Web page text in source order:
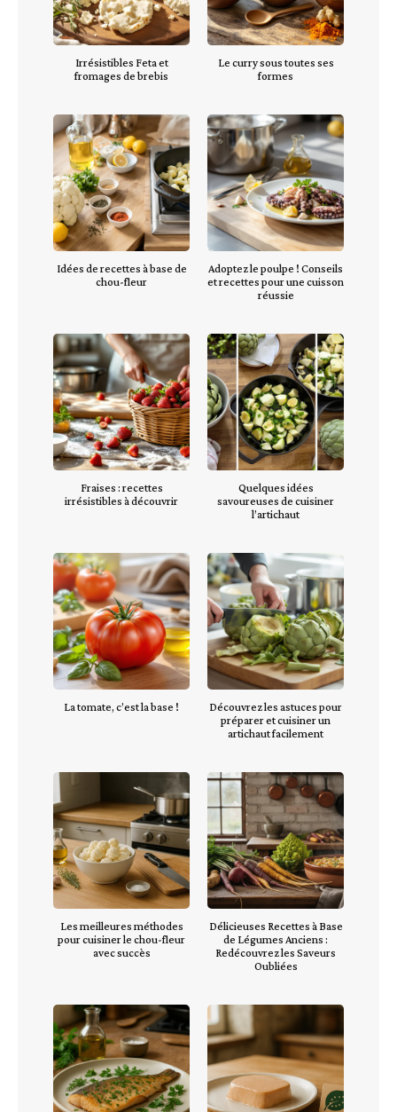
Irrésistibles Feta et
fromages de brebis
Le curry sous toutes ses
formes
Idées de recettes à base de
chou-fleur
Adoptez le poulpe ! Conseils
et recettes pour une cuisson
réussie
Fraises : recettes
irrésistibles à découvrir
Quelques idées
savoureuses de cuisiner
l’artichaut
La tomate, c’est la base !
Découvrez les astuces pour
préparer et cuisiner un
artichaut facilement
Les meilleures méthodes
pour cuisiner le chou-fleur
avec succès
Délicieuses Recettes à Base
de Légumes Anciens :
Redécouvrez les Saveurs
Oubliées